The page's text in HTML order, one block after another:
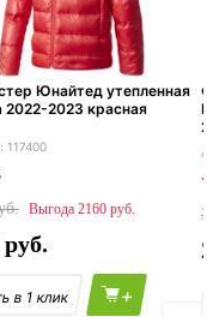
Юнайтед утепленная
2022-2023 красная
117400
2160
+